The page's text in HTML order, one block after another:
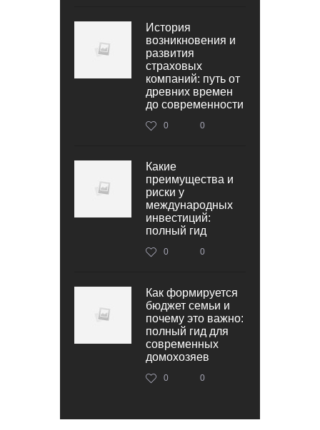
История
возникновения и
развития
страховых
компаний: путь от
древних времен
до современности
0 0
Какие
преимущества и
риски у
международных
инвестиций:
полный гид
0 0
Как формируется
бюджет семьи и
почему это важно:
полный гид для
современных
домохозяев
0 0